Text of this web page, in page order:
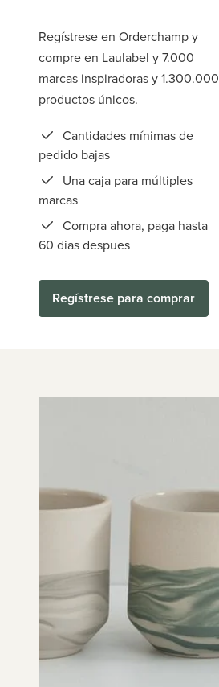
Regístrese en Orderchamp y
compre en Laulabel y 7.000
marcas inspiradoras y 1.300.000
productos únicos.
Cantidades mínimas de
pedido bajas
Una caja para múltiples
marcas
Compra ahora, paga hasta
60 dias despues
Regístrese para comprar